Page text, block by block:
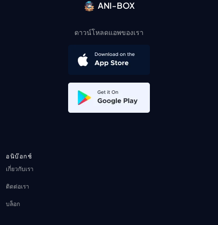
ANI-BOX
ดาวน์โหลดแอพของเรา
อนิบ๊อกช์
เกี่ยวกับเรา
ติดต่อเรา
บล็อก